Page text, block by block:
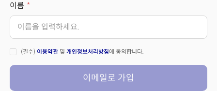
이름
(필수) 이용약관 및 개인정보처리방침에 동의합니다.
이메일로 가입